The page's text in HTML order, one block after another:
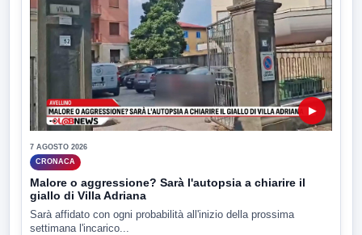
▶
7 AGOSTO 2026
CRONACA
Malore o aggressione? Sarà l'autopsia a chiarire il
giallo di Villa Adriana
Sarà affidato con ogni probabilità all'inizio della prossima
settimana l'incarico...